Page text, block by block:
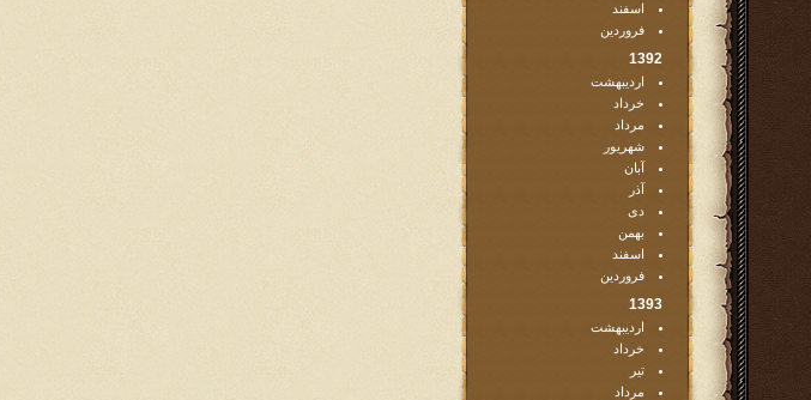
اسفند
فروردین
1392
اردیبهشت
خرداد
مرداد
شهریور
آبان
آذر
دی
بهمن
اسفند
فروردین
1393
اردیبهشت
خرداد
تیر
مرداد